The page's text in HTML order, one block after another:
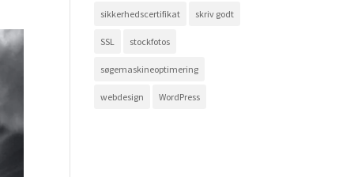
sikkerhedscertifikat skriv godt
SSL stockfotos
søgemaskineoptimering
webdesign WordPress